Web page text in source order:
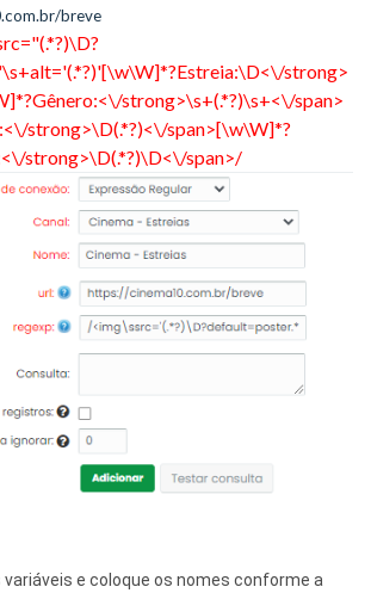
breve
strong>
strong>\s+(.*?)\s+<\/span>
strong>\D(.*?)<\/span>[\w\W]*?
strong>\D(.*?)\D<\/span>/
e coloque os nomes conforme a